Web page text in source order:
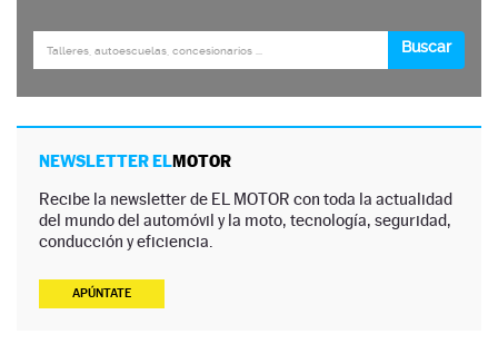
NEWSLETTER ELMOTOR
Recibe la newsletter de EL MOTOR con toda la actualidad
del mundo del automóvil y la moto, tecnología, seguridad,
conducción y eficiencia.
APÚNTATE